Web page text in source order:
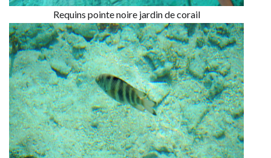
Requins pointe noire jardin de corail